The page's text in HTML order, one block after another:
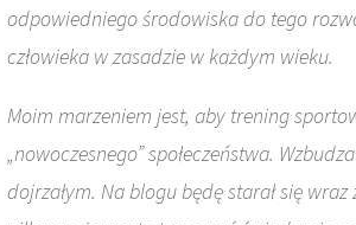
odpowiedniego środowiska do tego
człowieka w zasadzie w każdym wieku.
Moim marzeniem jest, aby trening
„nowoczesnego” społeczeństwa.
dojrzałym. Na blogu będę starał się